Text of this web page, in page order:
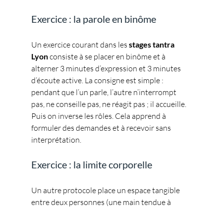
Exercice : la parole en binôme
Un exercice courant dans les stages tantra
Lyon consiste à se placer en binôme et à
alterner 3 minutes d’expression et 3 minutes
d’écoute active. La consigne est simple :
pendant que l’un parle, l’autre n’interrompt
pas, ne conseille pas, ne réagit pas ; il accueille.
Puis on inverse les rôles. Cela apprend à
formuler des demandes et à recevoir sans
interprétation.
Exercice : la limite corporelle
Un autre protocole place un espace tangible
entre deux personnes (une main tendue à